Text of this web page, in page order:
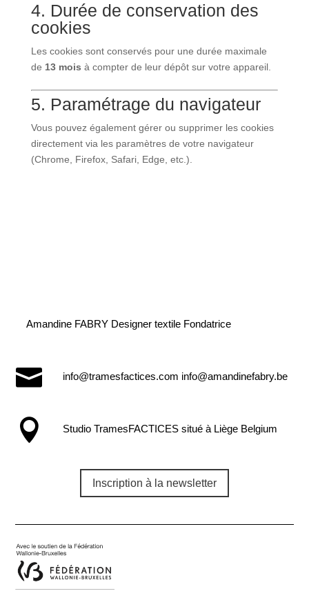
4. Durée de conservation des
cookies
Les cookies sont conservés pour une durée maximale
de 13 mois à compter de leur dépôt sur votre appareil.
5. Paramétrage du navigateur
Vous pouvez également gérer ou supprimer les cookies
directement via les paramètres de votre navigateur
(Chrome, Firefox, Safari, Edge, etc.).
Amandine FABRY Designer textile Fondatrice
 info@tramesfactices.com info@amandinefabry.be
 Studio TramesFACTICES situé à Liège Belgium
Inscription à la newsletter